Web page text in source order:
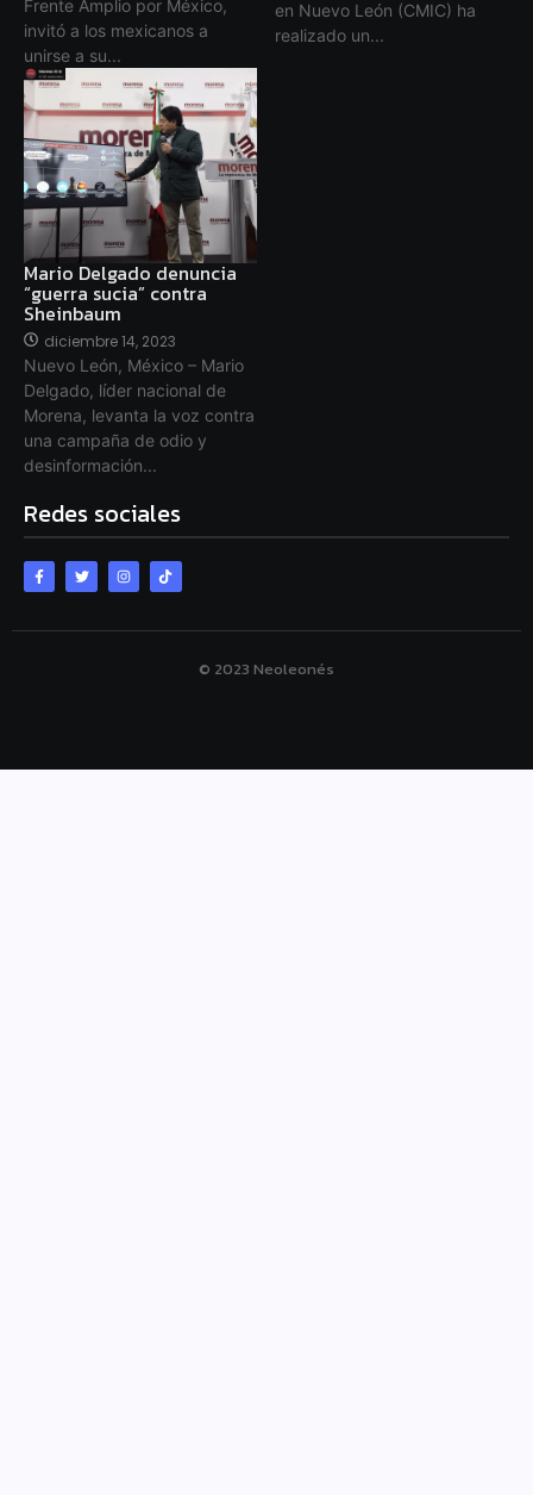
Frente Amplio por México,
invitó a los mexicanos a
unirse a su...
en Nuevo León (CMIC) ha
realizado un...
Mario Delgado denuncia
“guerra sucia” contra
Sheinbaum
diciembre 14, 2023
Nuevo León, México – Mario
Delgado, líder nacional de
Morena, levanta la voz contra
una campaña de odio y
desinformación...
Redes sociales
© 2023 Neoleonés